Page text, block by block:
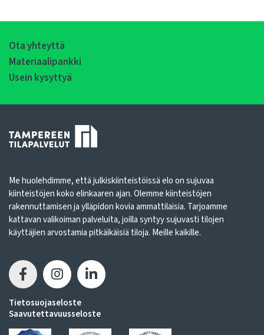
Ota yhteyttä
Materiaalipankki
Usein kysyttyä
Me huolehdimme, että julkiskiinteistöissä elo on sujuvaa
kiinteistöjen koko elinkaaren ajan. Olemme kiinteistöjen
rakennuttamisen ja ylläpidon kovia ammattilaisia. Tarjoamme
kattavan valikoiman palveluita, joilla syntyy sujuvasti tilojen
käyttäjien arvostamia pitkäikäisiä tiloja. Meille kaikille.
Tietosuojaseloste
Saavutettavuusseloste